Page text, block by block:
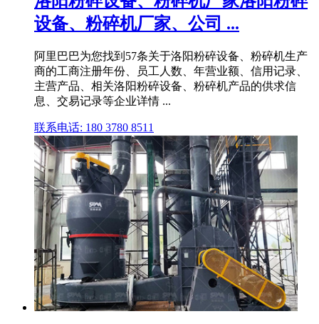
设备、粉碎机厂家、公司 ...
阿里巴巴为您找到57条关于洛阳粉碎设备、粉碎机生产
商的工商注册年份、员工人数、年营业额、信用记录、
主营产品、相关洛阳粉碎设备、粉碎机产品的供求信
息、交易记录等企业详情 ...
联系电话: 180 3780 8511